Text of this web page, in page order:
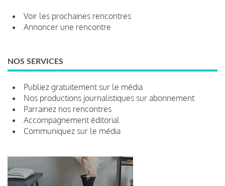
Voir les prochaines rencontres
Annoncer une rencontre
NOS SERVICES
Publiez gratuitement sur le média
Nos productions journalistiques sur abonnement
Parrainez nos rencontres
Accompagnement éditorial
Communiquez sur le média